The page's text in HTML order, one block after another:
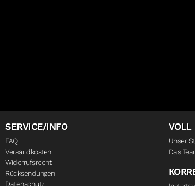
SERVICE/INFO
FAQ
Versandkosten
Widerrufsrecht
Rücksendungen
Datenschutz
VOLL
Unser
Das